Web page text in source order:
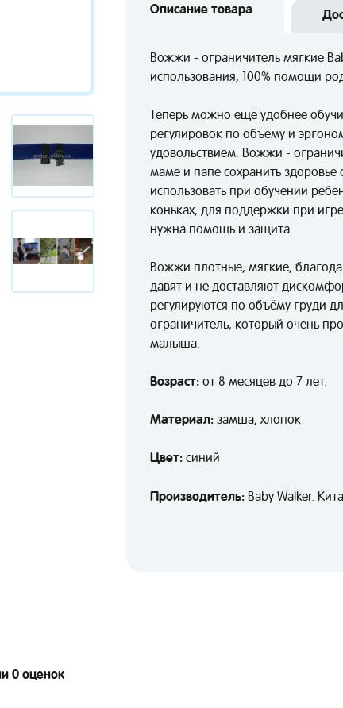
Описание товара
Вожжи - ограничитель мягкие
использования, 100% помощи
Теперь можно ещё удобнее
регулировок по объёму и
удовольствием. Вожжи -
маме и папе сохранить
использовать при обучении
коньках, для поддержки при
нужна помощь и защита.
Вожжи плотные, мягкие,
давят и не доставляют
регулируются по объёму груди
ограничитель, который очень
малыша.
Возраст: от 8 месяцев до 7 лет.
Материал: замша, хлопок
Цвет: синий
Производитель: Baby Walker.
0 оценок